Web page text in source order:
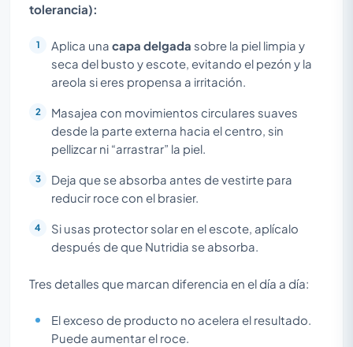
tolerancia):
Aplica una capa delgada sobre la piel limpia y
seca del busto y escote, evitando el pezón y la
areola si eres propensa a irritación.
Masajea con movimientos circulares suaves
desde la parte externa hacia el centro, sin
pellizcar ni “arrastrar” la piel.
Deja que se absorba antes de vestirte para
reducir roce con el brasier.
Si usas protector solar en el escote, aplícalo
después de que Nutridia se absorba.
Tres detalles que marcan diferencia en el día a día:
El exceso de producto no acelera el resultado.
Puede aumentar el roce.